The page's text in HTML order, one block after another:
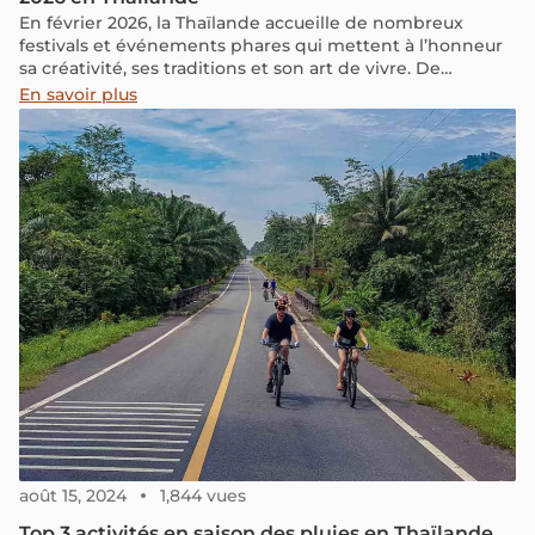
En février 2026, la Thaïlande accueille de nombreux
festivals et événements phares qui mettent à l’honneur
sa créativité, ses traditions et son art de vivre. De
Bangkok à Chiang Mai, en passant par des célébrations
culturelles, artistiques et festives, le pays offre tout au
long du mois une atmosphère vibrante et riche en
découvertes.
En savoir plus
août 15, 2024 1,844 vues